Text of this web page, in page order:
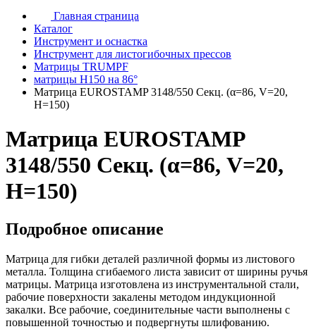
Главная страница
Каталог
Инструмент и оснастка
Инструмент для листогибочных прессов
Матрицы TRUMPF
матрицы H150 на 86°
Матрица EUROSTAMP 3148/550 Секц. (α=86, V=20,
H=150)
Матрица EUROSTAMP
3148/550 Секц. (α=86, V=20,
H=150)
Подробное описание
Матрица для гибки деталей различной формы из листового
металла. Толщина сгибаемого листа зависит от ширины ручья
матрицы. Матрица изготовлена из инструментальной стали,
рабочие поверхности закалены методом индукционной
закалки. Все рабочие, соединительные части выполнены с
повышенной точностью и подвергнуты шлифованию.